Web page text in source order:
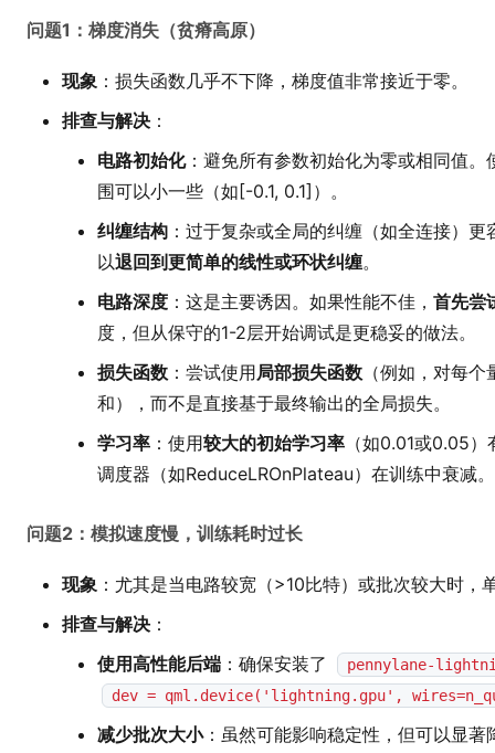
问题1：梯度消失（贫瘠高原）
现象 ：损失函数几乎不下降，梯度值非常接近于零。
排查与解决 ：
电路初始化：避免所有参数初始化为零或相同值。
围可以小一些（如[-0.1, 0.1]）。
纠缠结构 ：过于复杂或全局的纠缠（如全连接）
以退回到更简单的线性或环状纠缠。
电路深度 ：这是主要诱因。如果性能不佳， 首先尝
度，但从保守的1-2层开始调试是更稳妥的做法。
损失函数 ：尝试使用局部损失函数 （例如，对每
和），而不是直接基于最终输出的全局损失。
学习率 ：使用较大的初始学习率 （如0.01或0.05
调度器（如ReduceLROnPlateau）在训练中衰减。
问题2：模拟速度慢，训练耗时过长
现象 ：尤其是当电路较宽（>10比特）或批次较大时，
排查与解决 ：
使用高性能后端 ：确保安装了
pennylane-
dev = qml.device('lightning.gpu',
减少批次大小：虽然可能影响稳定性，但可以显